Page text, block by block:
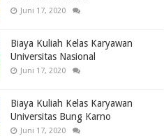
Juni 17, 2020
Biaya Kuliah Kelas Karyawan
Universitas Nasional
Juni 17, 2020
Biaya Kuliah Kelas Karyawan
Universitas Bung Karno
Juni 17, 2020